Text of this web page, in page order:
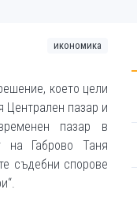
икономика
което цели
Централен пазар и
пазар в
на Габрово Таня
съдебни спорове